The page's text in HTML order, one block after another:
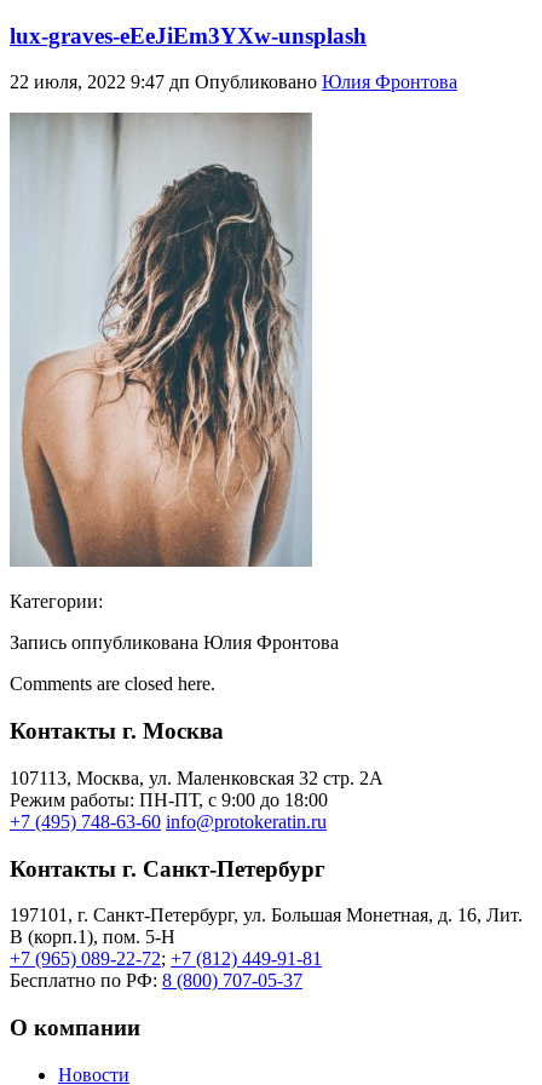
lux-graves-eEeJiEm3YXw-unsplash
22 июля, 2022 9:47 дп Опубликовано Юлия Фронтова
Категории:
Запись оппубликована Юлия Фронтова
Comments are closed here.
Контакты г. Москва
107113, Moсква, ул. Маленковская 32 стр. 2А
Режим работы: ПН-ПТ, с 9:00 до 18:00
+7 (495) 748-63-60 info@protokeratin.ru
Контакты г. Санкт-Петербург
197101, г. Санкт-Петербург, ул. Большая Монетная, д. 16, Лит.
В (корп.1), пом. 5-Н
+7 (965) 089-22-72; +7 (812) 449-91-81
Бесплатно по РФ: 8 (800) 707-05-37
О компании
Новости